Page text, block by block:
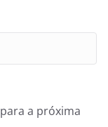
a próxima